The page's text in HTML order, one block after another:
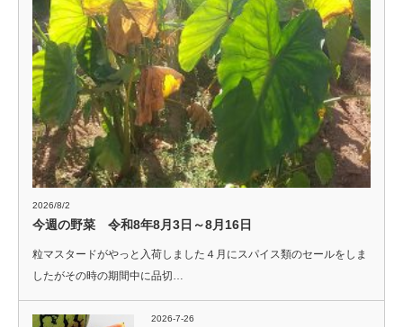
2026/8/2
今週の野菜 令和8年8月3日～8月16日
粒マスタードがやっと入荷しました４月にスパイス類のセールをしま
したがその時の期間中に品切…
2026-7-26